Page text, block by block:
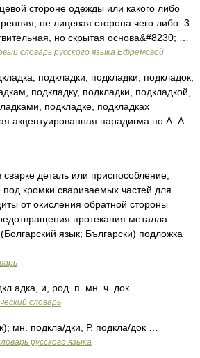
стороне одежды или какого либо
не лицевая сторона чего либо. 3.
но скрытая основа&#8230; …
словарь русского языка Ефремовой
подкладки, подкладки, подкладок,
подкладку, подкладки, подкладкой,
подкладке, подкладках
акцентуированная парадигма по А. А.
деталь или приспособление,
кромки свариваемых частей для
от окисления обратной стороны
протекания металла
язык; Български) подложка
адка, и, род. п. мн. ч. док …
словарь
мн. подкла/дки, Р. подкла/док …
русского языка